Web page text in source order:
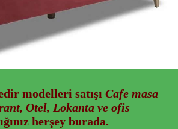
modelleri satışı Cafe masa
Otel, Lokanta ve ofis
herşey burada.